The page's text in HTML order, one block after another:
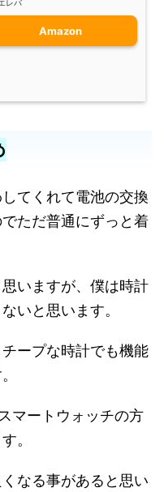
レバ
Amazon
てくれて電池の交換
ただ普通にずっと着
いますが、僕は時計
いと思います。
ープな時計でも機能
マートウォッチの方
。
なる事があると思い